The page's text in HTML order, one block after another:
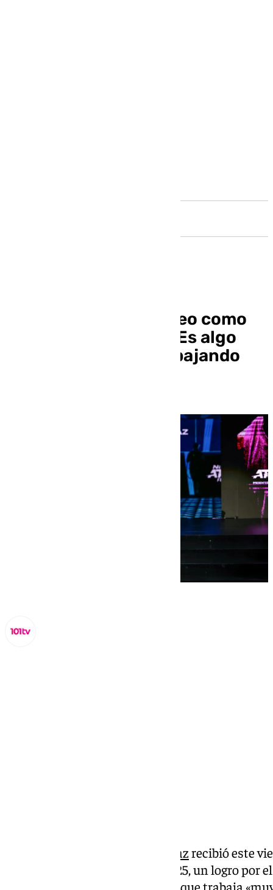
Alcaraz recibe el trofeo como
número 1 del 2025: «Es algo
para lo que estoy trabajando
Carlos Alcarazrecibió este
como mejor jugador del año 2025, un logro por